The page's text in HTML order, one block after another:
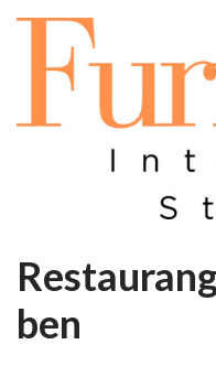
ben